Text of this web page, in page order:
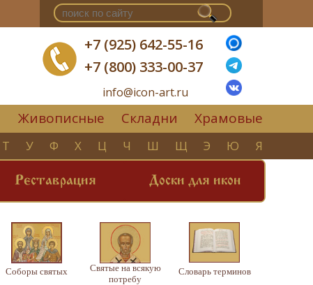
+7 (925) 642-55-16
+7 (800) 333-00-37
info@icon-art.ru
Живописные Складни Храмовые
Т У Ф Х Ц Ч Ш Щ Э Ю Я
Реставрация Доски для икон
Соборы святых
Святые на всякую
потребу
Словарь терминов